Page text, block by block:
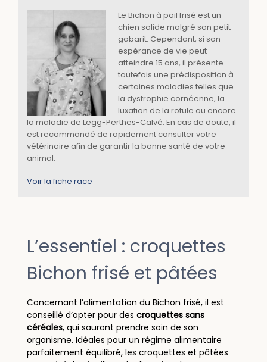
Le Bichon à poil frisé est un
chien solide malgré son petit
gabarit. Cependant, si son
espérance de vie peut
atteindre 15 ans, il présente
toutefois une prédisposition à
certaines maladies telles que
la dystrophie cornéenne, la
luxation de la rotule ou encore
la maladie de Legg-Perthes-Calvé. En cas de doute, il
est recommandé de rapidement consulter votre
vétérinaire afin de garantir la bonne santé de votre
animal.
Voir la fiche race
L’essentiel : croquettes
Bichon frisé et pâtées
Concernant l’alimentation du Bichon frisé, il est
conseillé d’opter pour des croquettes sans
céréales, qui sauront prendre soin de son
organisme. Idéales pour un régime alimentaire
parfaitement équilibré, les croquettes et pâtées